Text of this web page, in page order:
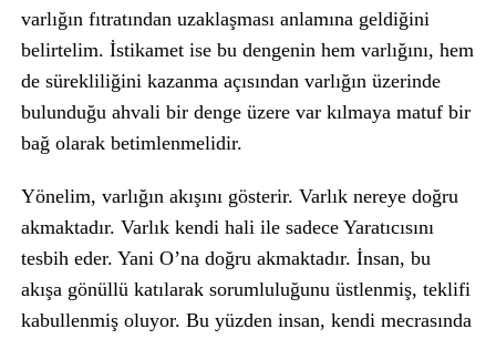
varlığın fıtratından uzaklaşması anlamına geldiğini
belirtelim. İstikamet ise bu dengenin hem varlığını, hem
de sürekliliğini kazanma açısından varlığın üzerinde
bulunduğu ahvali bir denge üzere var kılmaya matuf bir
bağ olarak betimlenmelidir.
Yönelim, varlığın akışını gösterir. Varlık nereye doğru
akmaktadır. Varlık kendi hali ile sadece Yaratıcısını
tesbih eder. Yani O’na doğru akmaktadır. İnsan, bu
akışa gönüllü katılarak sorumluluğunu üstlenmiş, teklifi
kabullenmiş oluyor. Bu yüzden insan, kendi mecrasında